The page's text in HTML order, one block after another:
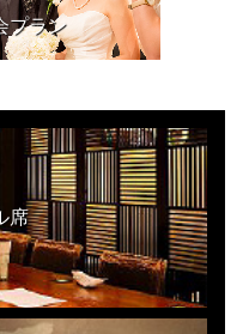
プラン
席